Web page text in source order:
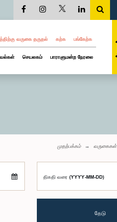
வருகை தருதல் கற்க பங்கேற்க
செயலகம் பாராளுமன்ற நேரலை
முதற்பக்கம் வருகைகள்
திகதி வரை (YYYY-MM-DD)
தேடு